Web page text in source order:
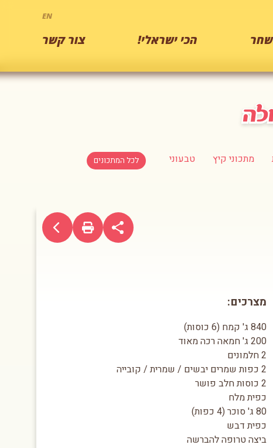
EN
הכי ישראלי! צור קשר
מתכוני קיץ טבעוני לכל המתכונים
מצרכים:
840 ג' קמח (6 כוסות)
200 ג' חמאה רכה מאוד
2 חלמונים
2 כפות שמרים יבשים / שמרית / קובייה
2 כוסות חלב פושר
כפית מלח
80 ג' סוכר (4 כפות)
כפית דבש
ביצה טרופה להברשה